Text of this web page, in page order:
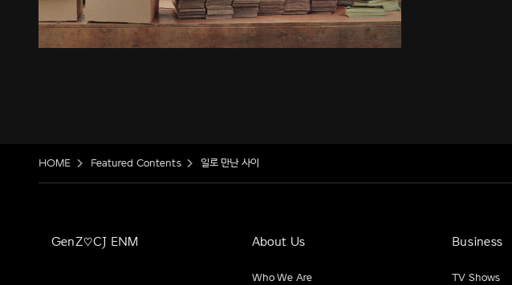
HOME Featured Contents 일로 만난 사이
GenZ♡CJ ENM About Us
Who We Are
Business
TV Shows